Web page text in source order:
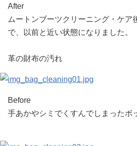
After
ムートンブーツクリーニング・ケア
で、以前と近い状態になりました。
革の財布の汚れ
Before
手あかやシミでくすんでしまったボ